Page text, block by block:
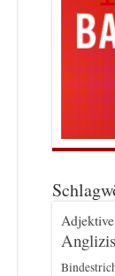
Adjektive